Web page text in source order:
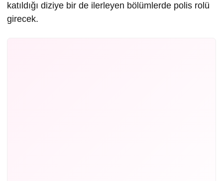
katıldığı diziye bir de ilerleyen bölümlerde polis rolü
girecek.